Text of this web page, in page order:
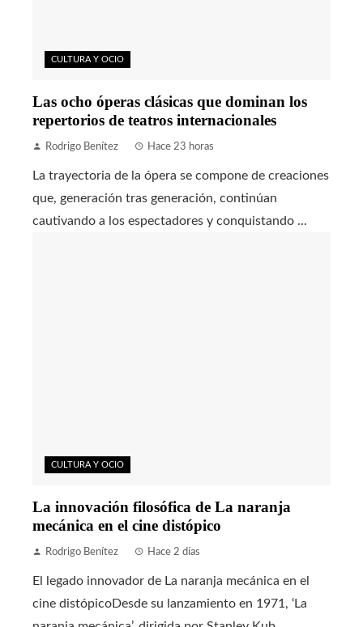
CULTURA Y OCIO
Las ocho óperas clásicas que dominan los
repertorios de teatros internacionales
Rodrigo Benítez Hace 23 horas
La trayectoria de la ópera se compone de creaciones
que, generación tras generación, continúan
cautivando a los espectadores y conquistando ...
CULTURA Y OCIO
La innovación filosófica de La naranja
mecánica en el cine distópico
Rodrigo Benítez Hace 2 días
El legado innovador de La naranja mecánica en el
cine distópicoDesde su lanzamiento en 1971, ‘La